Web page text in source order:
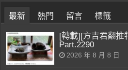
最新 熱門 留言 標籤
[轉載][方吉君翻推
Part.2290
2026 年 8 月 8 日